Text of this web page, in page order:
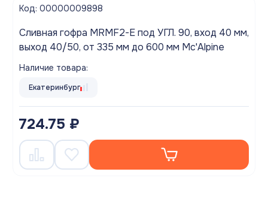
Код: 00000009898
Сливная гофра MRMF2-E под УГЛ. 90, вход 40 мм,
выход 40/50, от 335 мм до 600 мм Mc'Alpine
Наличие товара:
Екатеринбург
724.75 ₽